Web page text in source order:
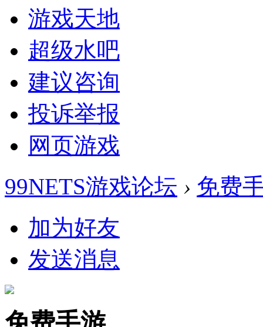
游戏天地
超级水吧
建议咨询
投诉举报
网页游戏
99NETS游戏论坛 › 免费
加为好友
发送消息